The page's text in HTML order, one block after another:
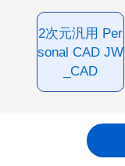
2次元汎用 Per
sonal CAD JW
_CAD